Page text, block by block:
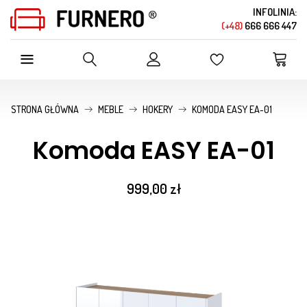
INFOLINIA:
(+48) 666 666 447
SZUKAJ W OFERCIE SKLEPU
STRONA GŁÓWNA MEBLE HOKERY KOMODA EASY EA-01
Komoda EASY EA-01
999,00 zł